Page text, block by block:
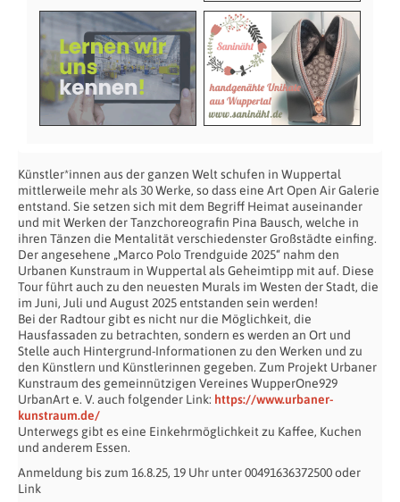
Künstler*innen aus der ganzen Welt schufen in Wuppertal
mittlerweile mehr als 30 Werke, so dass eine Art Open Air Galerie
entstand. Sie setzen sich mit dem Begriff Heimat auseinander
und mit Werken der Tanzchoreografin Pina Bausch, welche in
ihren Tänzen die Mentalität verschiedenster Großstädte einfing.
Der angesehene „Marco Polo Trendguide 2025“ nahm den
Urbanen Kunstraum in Wuppertal als Geheimtipp mit auf. Diese
Tour führt auch zu den neuesten Murals im Westen der Stadt, die
im Juni, Juli und August 2025 entstanden sein werden!
Bei der Radtour gibt es nicht nur die Möglichkeit, die
Hausfassaden zu betrachten, sondern es werden an Ort und
Stelle auch Hintergrund-Informationen zu den Werken und zu
den Künstlern und Künstlerinnen gegeben. Zum Projekt Urbaner
Kunstraum des gemeinnützigen Vereines WupperOne929
UrbanArt e. V. auch folgender Link: https://www.urbaner-
kunstraum.de/
Unterwegs gibt es eine Einkehrmöglichkeit zu Kaffee, Kuchen
und anderem Essen.
Anmeldung bis zum 16.8.25, 19 Uhr unter 00491636372500 oder
Link